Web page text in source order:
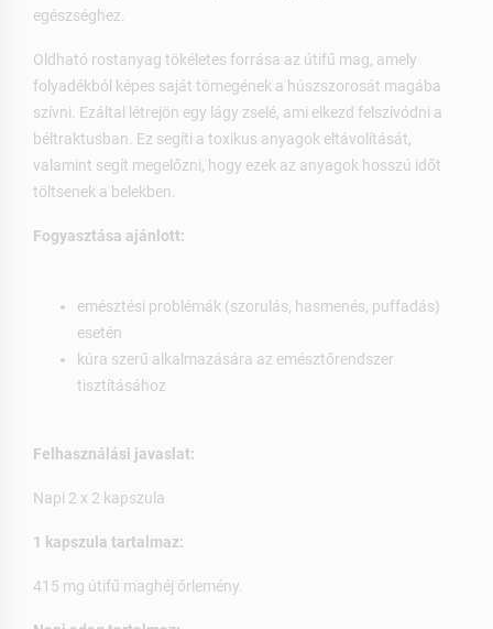
egészséghez.
Oldható rostanyag tökéletes forrása az útifű mag, amely
folyadékból képes saját tömegének a húszszorosát magába
szívni. Ezáltal létrejön egy lágy zselé, ami elkezd felszívódni a
béltraktusban. Ez segíti a toxikus anyagok eltávolítását,
valamint segít megelőzni, hogy ezek az anyagok hosszú időt
töltsenek a belekben.
Fogyasztása ajánlott:
emésztési problémák (szorulás, hasmenés, puffadás)
esetén
kúra szerű alkalmazására az emésztőrendszer
tisztításához
Felhasználási javaslat:
Napi 2 x 2 kapszula
1 kapszula tartalmaz:
415 mg útifű maghéj őrlemény.